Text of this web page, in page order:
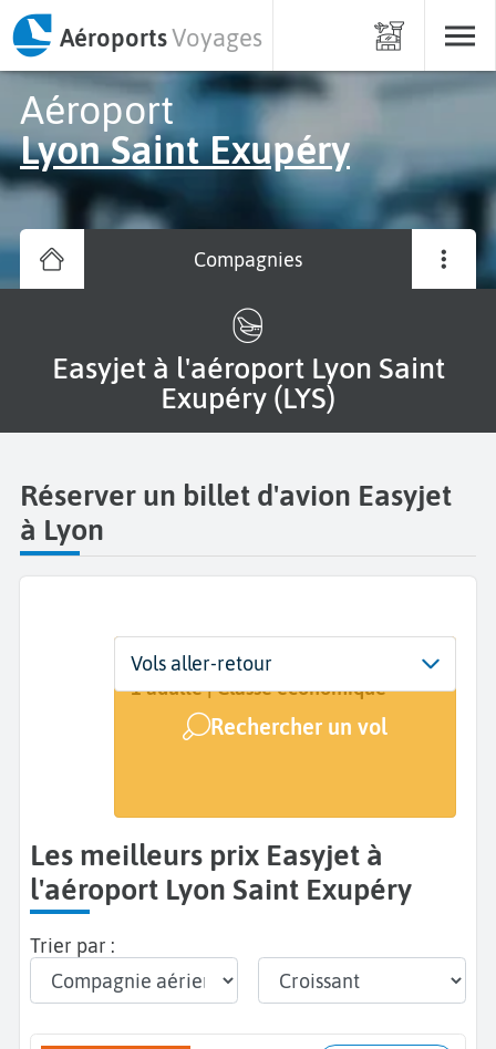
AéroportsVoyages
Aéroport
Lyon Saint Exupéry
Compagnies
Easyjet à l'aéroport Lyon Saint
Exupéry (LYS)
Réserver un billet d'avion Easyjet
à Lyon
Départ
Lyon Saint Exupéry (LYS)
Dates
Dates de votre voyage
Voyageurs | Classe
1 adulte | Classe économique
Rechercher un vol
Vols aller-retour
Les meilleurs prix Easyjet à
l'aéroport Lyon Saint Exupéry
Trier par :